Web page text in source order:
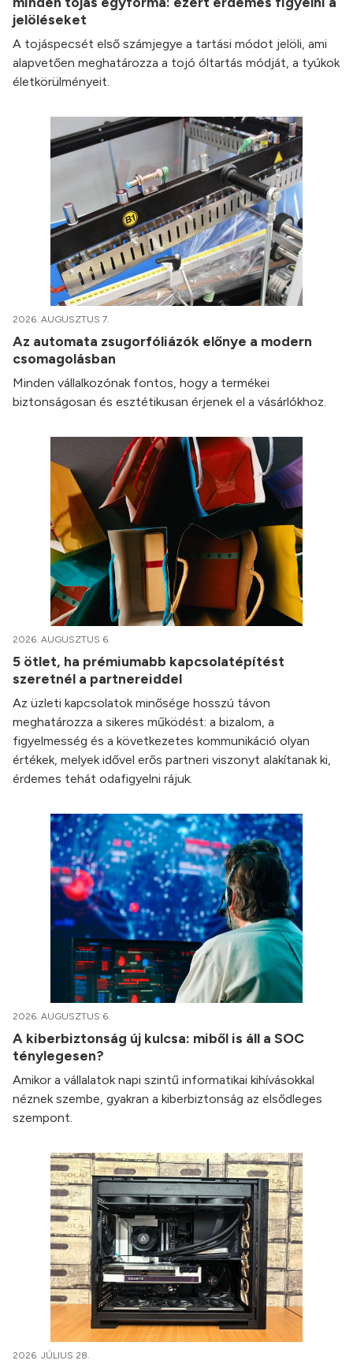
jelöléseket
A tojáspecsét első számjegye a tartási módot jelöli, ami
alapvetően meghatározza a tojó óltartás módját, a tyúkok
életkörülményeit.
2026. AUGUSZTUS 7.
Az automata zsugorfóliázók előnye a modern
csomagolásban
Minden vállalkozónak fontos, hogy a termékei
biztonságosan és esztétikusan érjenek el a vásárlókhoz.
2026. AUGUSZTUS 6.
5 ötlet, ha prémiumabb kapcsolatépítést
szeretnél a partnereiddel
Az üzleti kapcsolatok minősége hosszú távon
meghatározza a sikeres működést: a bizalom, a
figyelmesség és a következetes kommunikáció olyan
értékek, melyek idővel erős partneri viszonyt alakítanak ki,
érdemes tehát odafigyelni rájuk.
2026. AUGUSZTUS 6.
A kiberbiztonság új kulcsa: miből is áll a SOC
ténylegesen?
Amikor a vállalatok napi szintű informatikai kihívásokkal
néznek szembe, gyakran a kiberbiztonság az elsődleges
szempont.
2026. JÚLIUS 28.